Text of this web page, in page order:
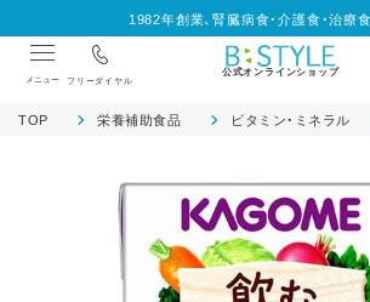
1982年創業、腎臓病食・介護食・治療
メニュー フリーダイヤル
公式オンラインショップ
TOP 栄養補助食品 ビタミン・ミネラル